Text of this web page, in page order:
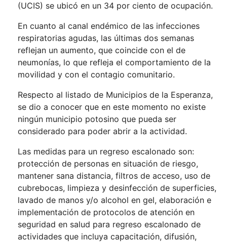
(UCIS) se ubicó en un 34 por ciento de ocupación.
En cuanto al canal endémico de las infecciones
respiratorias agudas, las últimas dos semanas
reflejan un aumento, que coincide con el de
neumonías, lo que refleja el comportamiento de la
movilidad y con el contagio comunitario.
Respecto al listado de Municipios de la Esperanza,
se dio a conocer que en este momento no existe
ningún municipio potosino que pueda ser
considerado para poder abrir a la actividad.
Las medidas para un regreso escalonado son:
protección de personas en situación de riesgo,
mantener sana distancia, filtros de acceso, uso de
cubrebocas, limpieza y desinfección de superficies,
lavado de manos y/o alcohol en gel, elaboración e
implementación de protocolos de atención en
seguridad en salud para regreso escalonado de
actividades que incluya capacitación, difusión,